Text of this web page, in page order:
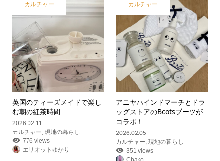
カルチャー
英国のティーズメイドで楽し
む朝の紅茶時間
2026.02.11
カルチャー, 現地の暮らし
776 views
エリオットゆかり
カルチャー
アニヤハインドマーチとドラ
ッグストアのBootsブーツが
コラボ！
2026.02.05
カルチャー,現地の暮らし
351 views
Chako